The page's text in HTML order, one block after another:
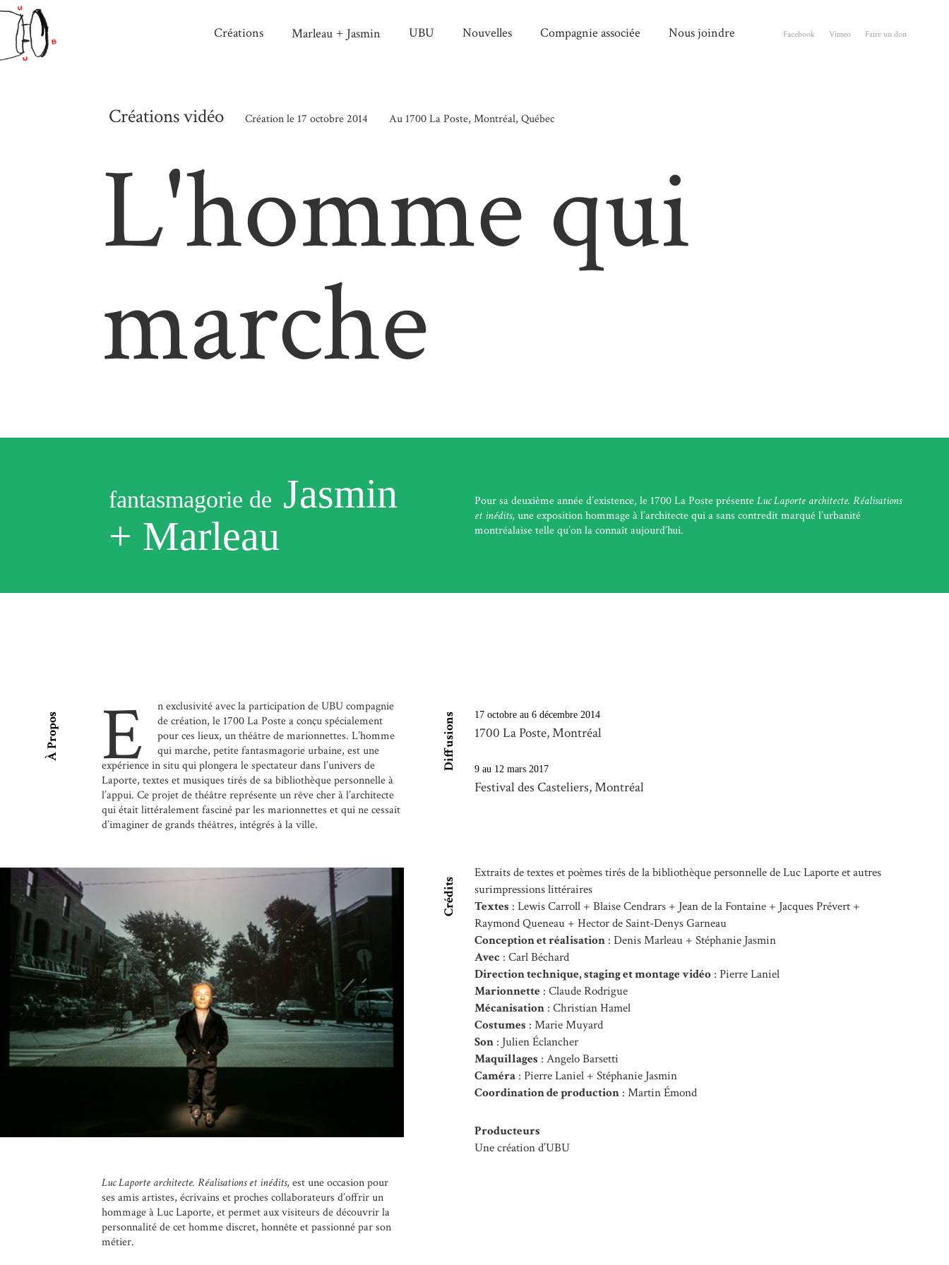
Créations Marleau + Jasmin UBU Nouvelles Compagnie associée Nous joindre Facebook Vimeo Faire un don
Créations vidéo Création le 17 octobre 2014 Au 1700 La Poste, Montréal, Québec
L'homme qui
marche
fantasmagorie de Jasmin
+ Marleau
Pour sa deuxième année d’existence, le 1700 La Poste présenteLuc Laporte architecte. Réalisations
et inédits, une exposition hommage à l’architecte qui a sans contredit marqué l’urbanité
montréalaise telle qu’on la connaît aujourd’hui.
À Propos E
n exclusivité avec la participation de UBU compagnie
de création, le 1700 La Poste a conçu spécialement
pour ces lieux, un théâtre de marionnettes. L’homme
qui marche, petite fantasmagorie urbaine, est une
expérience in situ qui plongera le spectateur dans l’univers de
Laporte, textes et musiques tirés de sa bibliothèque personnelle à
l’appui. Ce projet de théâtre représente un rêve cher à l’architecte
qui était littéralement fasciné par les marionnettes et qui ne cessait
d’imaginer de grands théâtres, intégrés à la ville.
Luc Laporte architecte. Réalisations et inédits, est une occasion pour
ses amis artistes, écrivains et proches collaborateurs d’offrir un
hommage à Luc Laporte, et permet aux visiteurs de découvrir la
personnalité de cet homme discret, honnête et passionné par son
métier.
Diffusions 17 octobre au 6 décembre 2014
1700 La Poste, Montréal
9 au 12 mars 2017
Festival des Casteliers, Montréal
Crédits
Extraits de textes et poèmes tirés de la bibliothèque personnelle de Luc Laporte et autres
surimpressions littéraires
Textes : Lewis Carroll + Blaise Cendrars + Jean de la Fontaine + Jacques Prévert +
Raymond Queneau + Hector de Saint-Denys Garneau
Conception et réalisation : Denis Marleau + Stéphanie Jasmin
Avec : Carl Béchard
Direction technique, staging et montage vidéo : Pierre Laniel
Marionnette : Claude Rodrigue
Mécanisation : Christian Hamel
Costumes : Marie Muyard
Son : Julien Éclancher
Maquillages : Angelo Barsetti
Caméra : Pierre Laniel + Stéphanie Jasmin
Coordination de production : Martin Émond
Producteurs
Une création d’UBU